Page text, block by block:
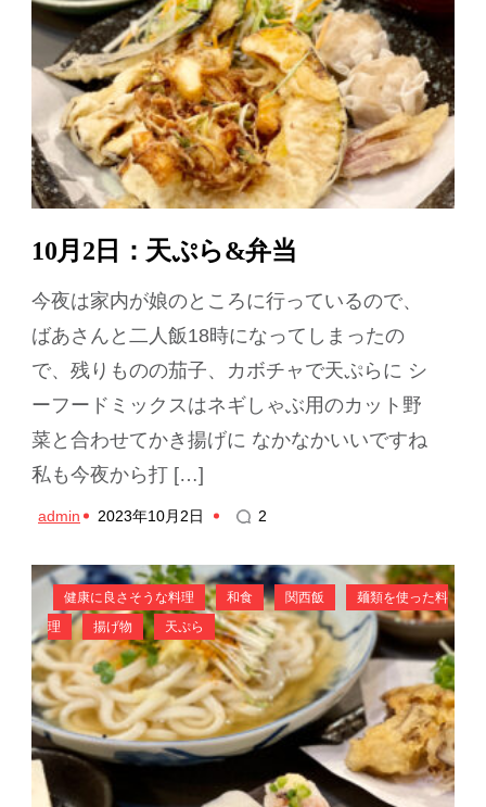
10月2日：天ぷら&弁当
今夜は家内が娘のところに行っているので、
ばあさんと二人飯18時になってしまったの
で、残りものの茄子、カボチャで天ぷらに シ
ーフードミックスはネギしゃぶ用のカット野
菜と合わせてかき揚げに なかなかいいですね
私も今夜から打 […]
admin 2023年10月2日 2
健康に良さそうな料理 和食 関西飯
麺類を使った料
理
揚げ物 天ぷら